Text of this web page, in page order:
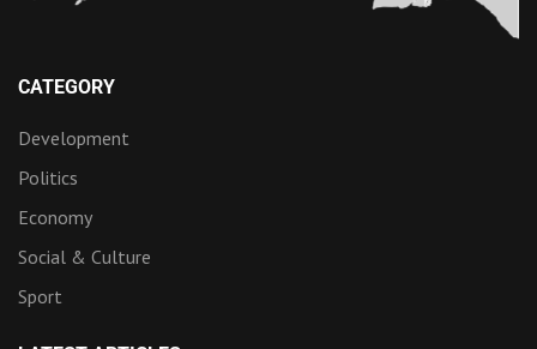
CATEGORY
Development
Politics
Economy
Social & Culture
Sport